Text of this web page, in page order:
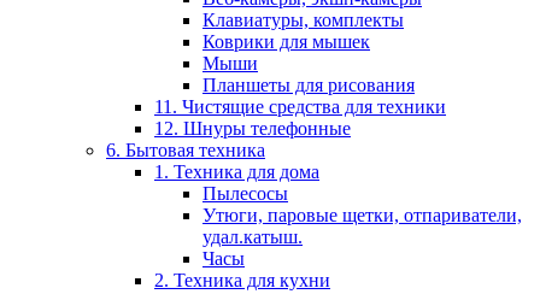
Клавиатуры, комплекты
Коврики для мышек
Мыши
Планшеты для рисования
11. Чистящие средства для техники
12. Шнуры телефонные
6. Бытовая техника
1. Техника для дома
Пылесосы
Утюги, паровые щетки, отпариватели,
удал.катыш.
Часы
2. Техника для кухни